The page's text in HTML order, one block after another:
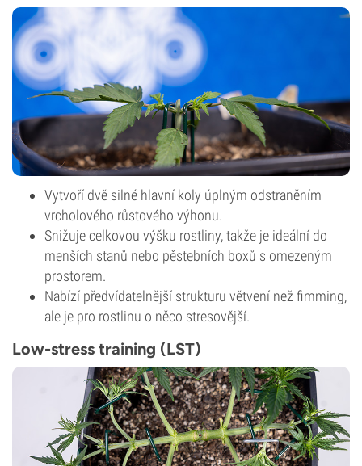
Vytvoří dvě silné hlavní koly úplným odstraněním
vrcholového růstového výhonu.
Snižuje celkovou výšku rostliny, takže je ideální do
menších stanů nebo pěstebních boxů s omezeným
prostorem.
Nabízí předvídatelnější strukturu větvení než fimming,
ale je pro rostlinu o něco stresovější.
Low-stress training (LST)